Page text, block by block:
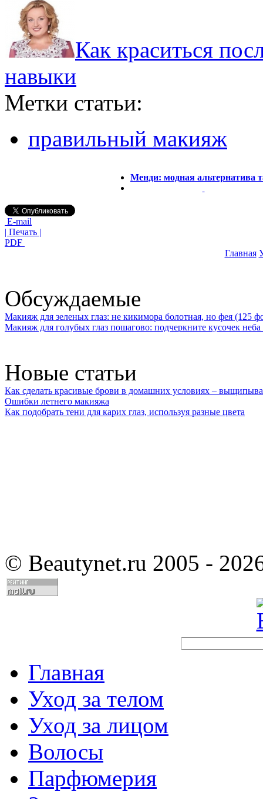
Как краситься
навыки
Метки статьи:
правильный макияж
Менди: модная альтернатива
E-mail
| Печать |
PDF
Главная
Обсуждаемые
Макияж для зеленых глаз: не кикимора болотная, но фея (125
Макияж для голубых глаз пошагово: подчеркните кусочек
Новые статьи
Как сделать красивые брови в домашних условиях –
Ошибки летнего макияжа
Как подобрать тени для карих глаз, используя разные цвета
© Beautynet.ru 2005 -
Главная
Уход за телом
Уход за лицом
Волосы
Парфюмерия